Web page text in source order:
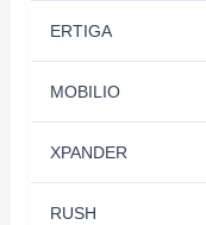
ERTIGA
MOBILIO
XPANDER
RUSH